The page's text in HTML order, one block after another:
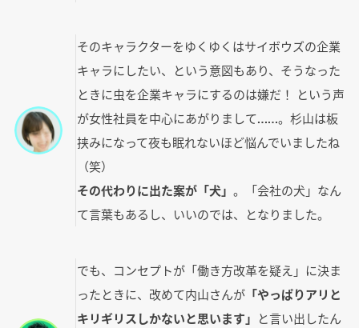
そのキャラクターをゆくゆくはサイボウズの企業
キャラにしたい、という意図もあり、そうなった
ときに虫を企業キャラにするのは嫌だ！ という声
が女性社員を中心にあがりまして……。杉山は板
挟みになって夜も眠れないほど悩んでいましたね
（笑）
その代わりに出た案が「犬」 。「会社の犬」なん
て言葉もあるし、いいのでは、となりました。
でも、コンセプトが「働き方改革を疑え」に決ま
ったときに、改めて内山さんが「やっぱりアリと
キリギリスしかないと思います」 と言い出したん